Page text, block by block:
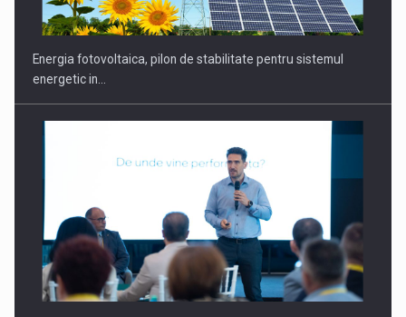
Webinar - Business Evolution-RETHINK STRATEGY-Finantare
Investitii Digitalizare
Energia fotovoltaica, pilon de stabilitate pentru sistemul
energetic in…